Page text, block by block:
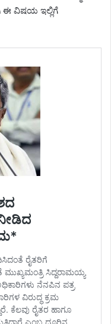
ಈ ವಿಷಯ ಇಲ್ಲಿಗೆ